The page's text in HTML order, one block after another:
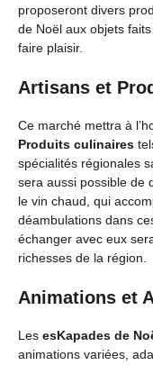
proposeront divers
de Noël aux objets
faire plaisir.
Artisans et
Ce marché mettra à
Produits culinaires
spécialités régionales
sera aussi possible de
le vin chaud, qui
déambulations dans
échanger avec eux
richesses de la région.
Animations et
Les esKapades de
animations variées,